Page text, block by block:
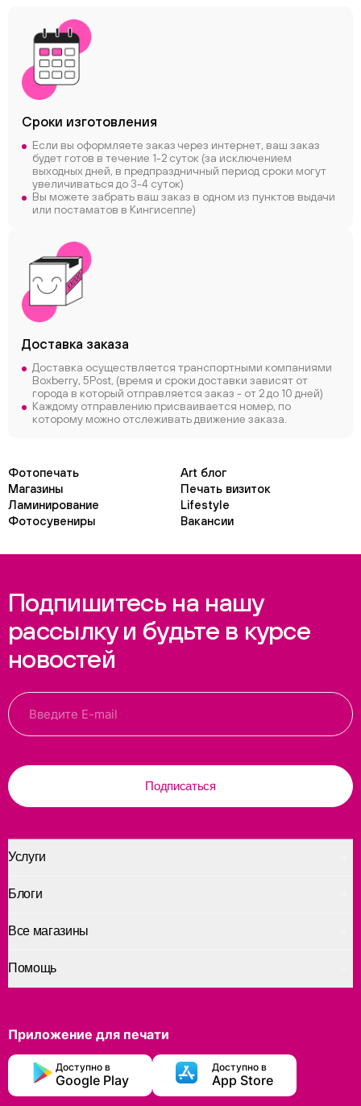
Сроки изготовления
Если вы оформляете заказ через интернет, ваш заказ
будет готов в течение 1-2 суток (за исключением
выходных дней, в предпраздничный период сроки могут
увеличиваться до 3-4 суток)
Вы можете забрать ваш заказ в одном из пунктов выдачи
или постаматов в Кингисеппе)
Доставка заказа
Доставка осуществляется транспортными компаниями
Boxberry, 5Post, (время и сроки доставки зависят от
города в который отправляется заказ - от 2 до 10 дней)
Каждому отправлению присваивается номер, по
которому можно отслеживать движение заказа.
Фотопечать
Art блог
Магазины
Печать визиток
Ламинирование
Lifestyle
Фотосувениры
Вакансии
Подпишитесь на нашу
рассылку и будьте в курсе
новостей
Подписаться
Услуги
Помощь
Блоги
Все магазины
Приложение для печати
Доступно в
Google Play
Доступно в
App Store